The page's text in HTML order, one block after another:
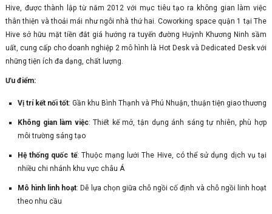
Hive, được thành lập từ năm 2012 với mục tiêu tạo ra không gian làm việc
thân thiện và thoải mái như ngôi nhà thứ hai. Coworking space quận 1 tại The
Hive sở hữu mặt tiền đắt giá hướng ra tuyến đường Huỳnh Khương Ninh sầm
uất, cung cấp cho doanh nghiệp 2 mô hình là Hot Desk và Dedicated Desk với
những tiện ích đa dạng, chất lượng.
Ưu điểm:
Vị trí kết nối tốt: Gần khu Bình Thạnh và Phú Nhuận, thuận tiện giao thương
Không gian làm việc: Thiết kế mở, tận dụng ánh sáng tự nhiên, phù hợp
môi trường sáng tạo
Hệ thống quốc tế: Thuộc mạng lưới The Hive, có thể sử dụng dịch vụ tại
nhiều chi nhánh khu vực châu Á
Mô hình linh hoạt: Dễ lựa chọn giữa chỗ ngồi cố định và chỗ ngồi linh hoạt
theo nhu cầu